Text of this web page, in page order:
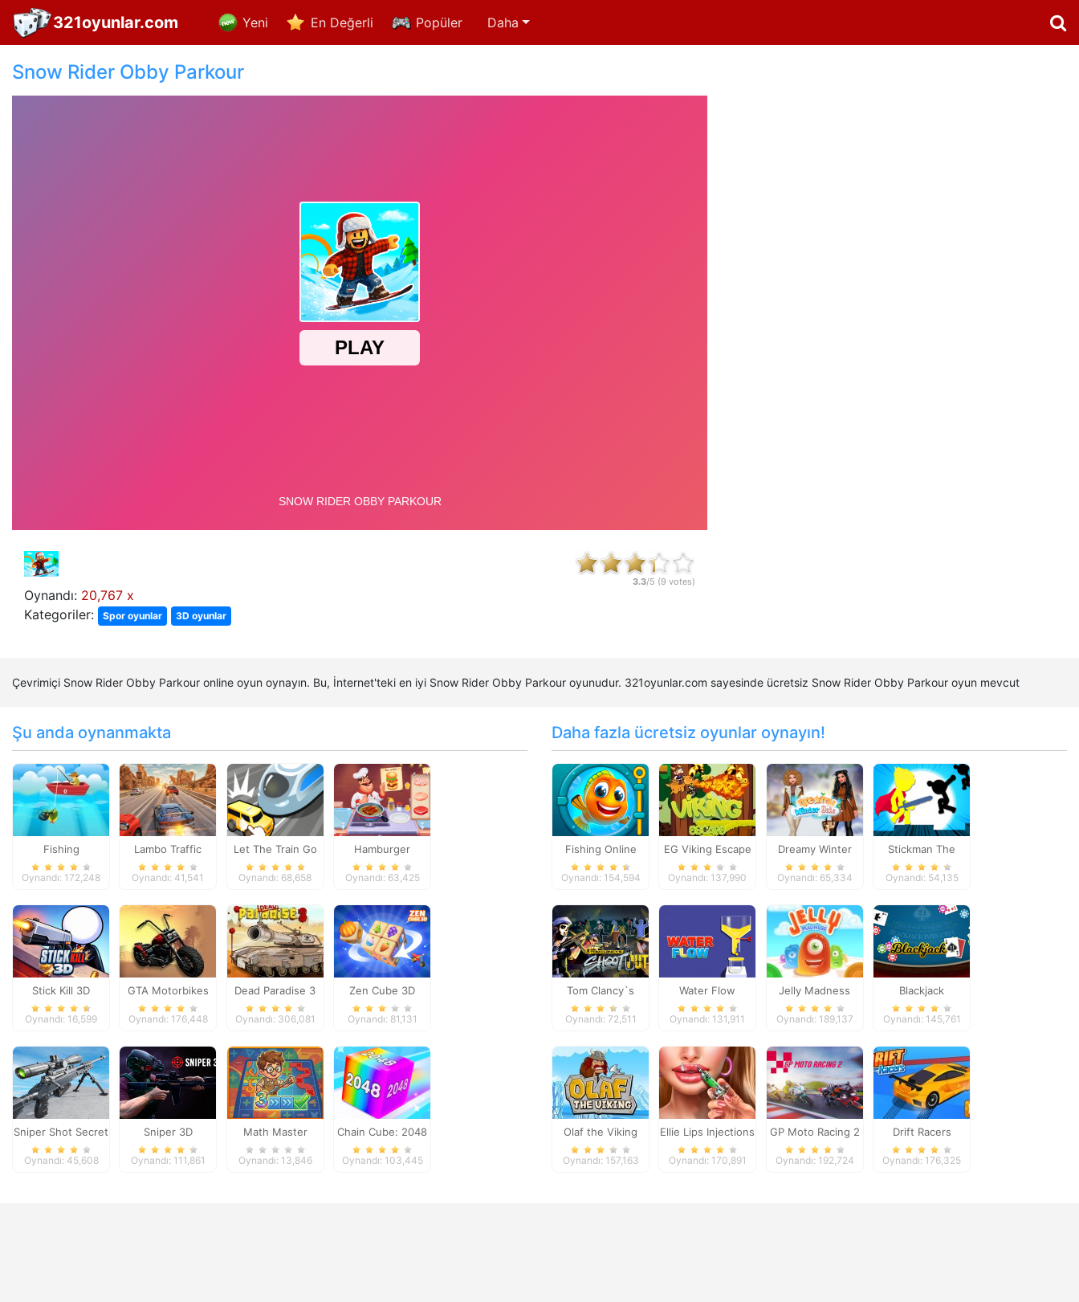
321oyunlar.com Yeni En Değerli Popüler Daha
Snow Rider Obby Parkour
Oynandı: 20,767 x
Kategoriler:
Spor oyunlar 3D oyunlar
3.3/5 (9 votes)
Çevrimiçi Snow Rider Obby Parkour online oyun oynayın. Bu, İnternet'teki en iyi Snow Rider Obby Parkour oyunudur. 321oyunlar.com sayesinde ücretsiz Snow Rider Obby Parkour oyun mevcut
Şu anda oynanmakta
Fishing
Oynandı: 172,248
Lambo Traffic
Racer
Oynandı: 41,541
Let The Train Go
Oynandı: 68,658
Hamburger
Cooking Mania
Oynandı: 63,425
Stick Kill 3D
Oynandı: 16,599
GTA Motorbikes
Oynandı: 176,448
Dead Paradise 3
Oynandı: 306,081
Zen Cube 3D
Oynandı: 81,131
Sniper Shot Secret
Mission
Oynandı: 45,608
Sniper 3D
Oynandı: 111,861
Math Master
Oynandı: 13,846
Chain Cube: 2048
merge
Oynandı: 103,445
Daha fazla ücretsiz oyunlar oynayın!
Fishing Online
Oynandı: 154,594
EG Viking Escape
Oynandı: 137,990
Dreamy Winter
Date
Oynandı: 65,334
Stickman The
Flash
Oynandı: 54,135
Tom Clancy`s
Shootout
Oynandı: 72,511
Water Flow
Oynandı: 131,911
Jelly Madness
Oynandı: 189,137
Blackjack
Oynandı: 145,761
Olaf the Viking
Oynandı: 157,163
Ellie Lips Injections
Oynandı: 170,891
GP Moto Racing 2
Oynandı: 192,724
Drift Racers
Oynandı: 176,325